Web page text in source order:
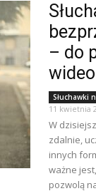
– do
Słuchawki
11 kwietnia
W
zdalnie,
innych
ważne
pozwolą